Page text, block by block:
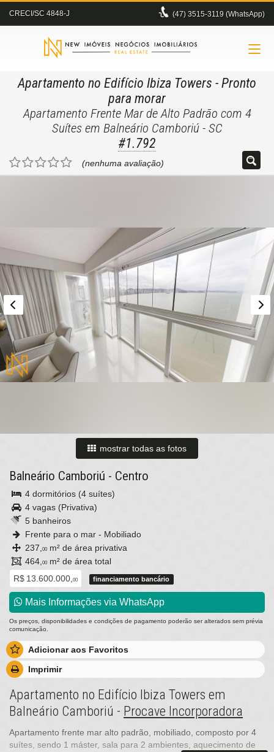
CRECI/SC 4848-J (47) 3515-3119 (WhatsApp)
Apartamento no Edifício Ibiza Towers - Pronto
para morar
Apartamento Frente Mar de Alto Padrão com 4
Suítes em Balneário Camboriú - SC
#1.792
(nenhuma avaliação)
mostrar todas as fotos
Balneário Camboriú - Centro
4 dormitórios (4 suítes)
4 vagas (Privativa)
5 banheiros
Frente para o mar - Mobiliado
237, 00 m² de área privativa
464, 00 m² de área total
R$ 13.600.000, 00 financiamento bancário
Mais Informações via WhatsApp
Os preços, disponibilidades e condições de pagamento poderão ser alterados sem prévia
comunicação.
Adicionar aos Favoritos
Imprimir
Apartamento no Edifício Ibiza Towers em
Balneário Camboriú - Procave Incorporadora
Apartamento frente mar alto padrão, mobiliado, composto por 4
suítes, sendo 1 máster, sala para 2 ambientes, aquecimento de